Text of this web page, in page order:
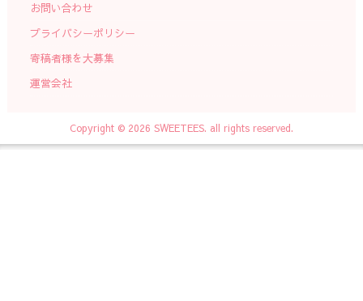
お問い合わせ
プライバシーポリシー
寄稿者様を大募集
運営会社
Copyright © 2026 SWEETEES. all rights reserved.